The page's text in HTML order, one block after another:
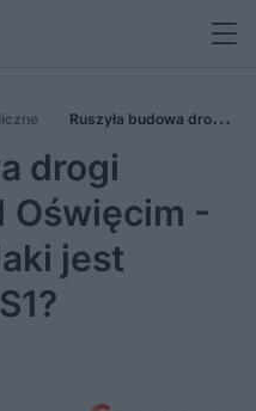
Ruszyła budowa drogi
Jaki jest przebieg trasy S1?
drogi
Oświęcim -
jest